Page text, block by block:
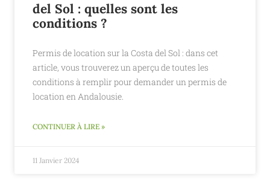
del Sol : quelles sont les
conditions ?
Permis de location sur la Costa del Sol : dans cet
article, vous trouverez un aperçu de toutes les
conditions à remplir pour demander un permis de
location en Andalousie.
CONTINUER À LIRE »
11 Janvier 2024